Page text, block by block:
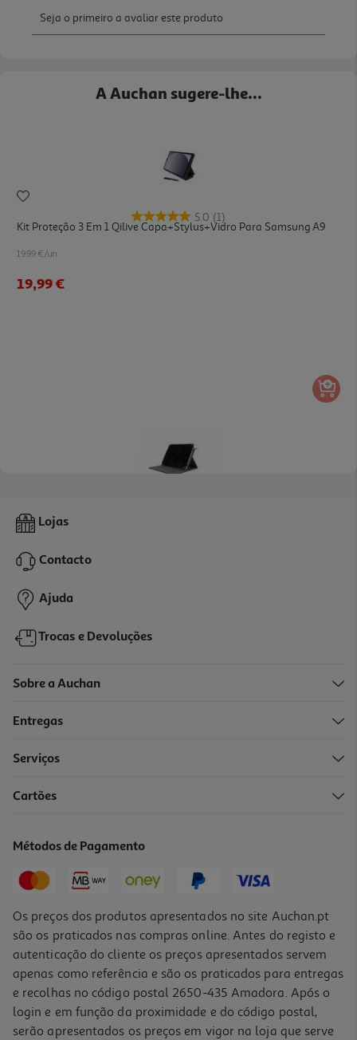
A Auchan sugere-lhe...
5.0 (1)
Kit Proteção 3 Em 1 Qilive Capa+stylus+vidro Para Samsung A9
19.99 €/un
19,99 €
Bolsa P/tablet Qilive 600148289 Reciclada 10-11"
14,99 €
Lojas
Contacto
Ajuda
Trocas e Devoluções
Sobre a Auchan
Entregas
Serviços
Cartões
Métodos de Pagamento
Os preços dos produtos apresentados no site Auchan.pt
são os praticados nas compras online. Antes do registo e
autenticação do cliente os preços apresentados servem
apenas como referência e são os praticados para entregas
e recolhas no código postal 2650-435 Amadora. Após o
login e em função da proximidade e do código postal,
serão apresentados os preços em vigor na loja que serve